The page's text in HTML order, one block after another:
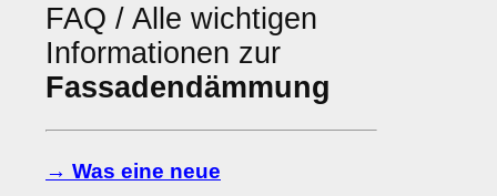
FAQ / Alle wichtigen
Informationen zur
Fassadendämmung
→ Was eine neue